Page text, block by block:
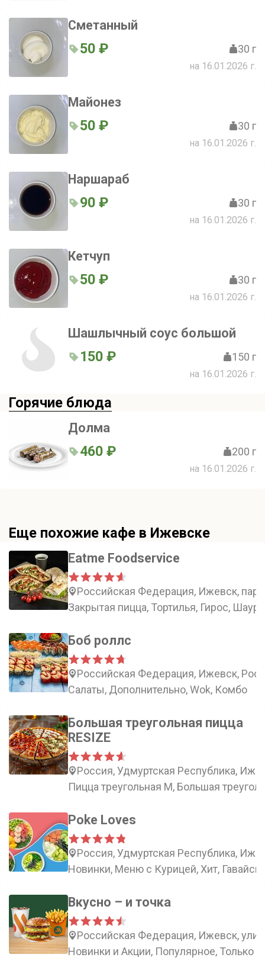
Сметанный
50 ₽ 30 г
на 16.01.2026 г.
Майонез
50 ₽ 30 г
на 16.01.2026 г.
Наршараб
90 ₽ 30 г
на 16.01.2026 г.
Кетчуп
50 ₽ 30 г
на 16.01.2026 г.
Шашлычный соус большой
150 ₽ 150 г
на 16.01.2026 г.
Горячие блюда
Долма
460 ₽ 200 г
на 16.01.2026 г.
Еще похожие кафе в Ижевске
Eatme Foodservice
Российская Федерация, Ижевск,
Закрытая пицца, Тортилья, Гирос,
Боб роллс
Российская Федерация, Ижевск,
Салаты, Дополнительно, Wok, Комбо
Большая треугольная пицца
RESIZE
Россия, Удмуртская Республика,
Пицца треугольная М, Большая
Poke Loves
Россия, Удмуртская Республика,
Новинки, Меню с Курицей, Хит,
Вкусно – и точка
Российская Федерация, Ижевск,
Новинки и Акции, Популярное, Только